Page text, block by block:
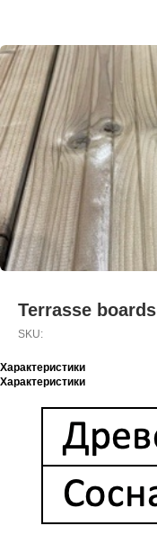
Terrasse boards
SKU:
Характеристики
Характеристики